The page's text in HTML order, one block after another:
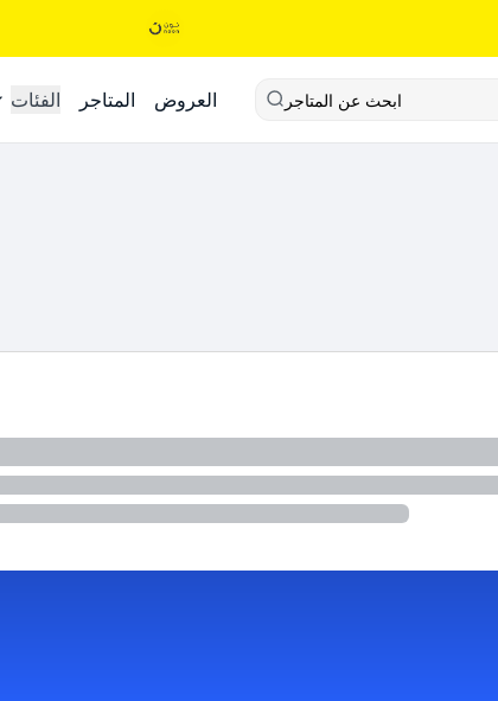
الفئات المتاجر العروض ابحث عن المتاجر